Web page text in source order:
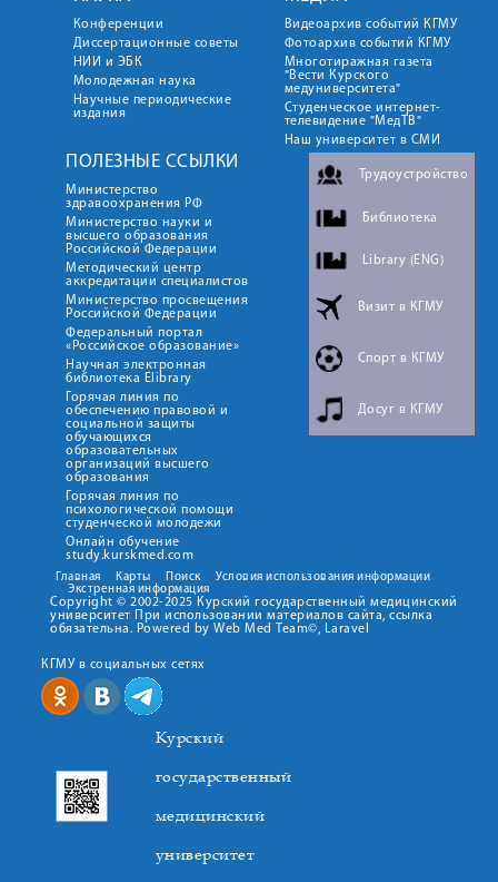
Конференции
Диссертационные советы
НИИ и ЭБК
Молодежная наука
Научные периодические
издания
Видеоархив событий КГМУ
Фотоархив событий КГМУ
Многотиражная газета
"Вести Курского
медуниверситета"
Студенческое интернет-
телевидение "МедТВ"
Наш университет в СМИ
ПОЛЕЗНЫЕ ССЫЛКИ
Министерство
здравоохранения РФ
Министерство науки и
высшего образования
Российской Федерации
Методический центр
аккредитации специалистов
Министерство просвещения
Российской Федерации
Федеральный портал
«Российское образование»
Научная электронная
библиотека Elibrary
Горячая линия по
обеспечению правовой и
социальной защиты
обучающихся
образовательных
организаций высшего
образования
Горячая линия по
психологической помощи
студенческой молодежи
Онлайн обучение
study.kurskmed.com
Трудоустройство
Библиотека
Library (ENG)
Визит в КГМУ
Спорт в КГМУ
Досуг в КГМУ
Главная Карты Поиск
Условия использования информации
Экстренная информация
Copyright © 2002-2025 Курский государственный медицинский
университет При использовании материалов сайта, ссылка
обязательна. Powered by Web Med Team©, Laravel
КГМУ в социальных сетях
Курский
государственный
медицинский
университет